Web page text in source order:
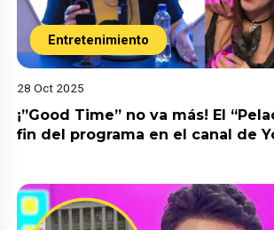
Entretenimiento
28 Oct 2025
¡”Good Time” no va más! El
fin del programa en el canal de